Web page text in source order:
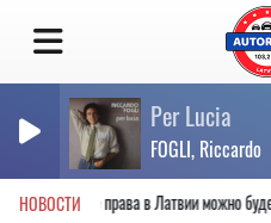
Per Lucia
FOGLI, Riccardo
НОВОСТИ
водительские права в Латвии можно